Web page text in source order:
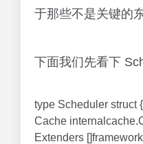
于那些不是关键的
下面我们先看下
type Scheduler struct {
Cache
Extenders